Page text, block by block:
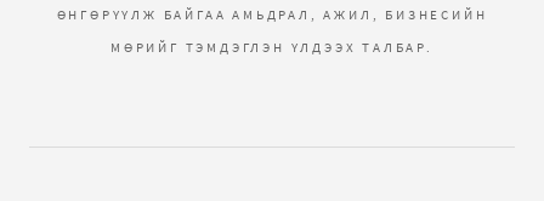
ӨНГӨРҮҮЛЖ БАЙГАА АМЬДРАЛ, АЖИЛ, БИЗНЕСИЙН
МӨРИЙГ ТЭМДЭГЛЭН ҮЛДЭЭХ ТАЛБАР.